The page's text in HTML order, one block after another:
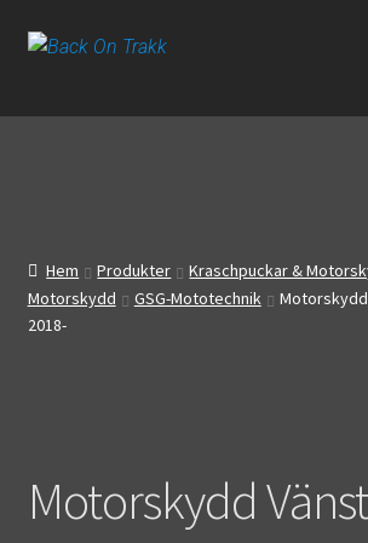
Hoppa
Hoppa
Start
Bilder
Mitt konto
Hem Produkter Kraschpuckar &
Motorskydd
GSG-Mototechnik
Motorskydd
2018-
Motorskydd